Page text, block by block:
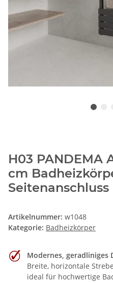
H03 PANDEMA
cm
Seitenanschluss
Artikelnummer: w1048
Kategorie: Badheizkörper
Modernes, geradliniges
Breite, horizontale
ideal für hochwertige